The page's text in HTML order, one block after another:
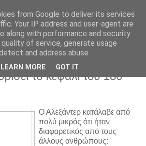
το κεφάλι του 180
Ο Αλεξάντερ κατάλαβε από
πολύ μικρός ότι ήταν
διαφορετικός από τους
άλλους ανθρώπους:
from Google to deliver its services
Your IP address and user-agent are
along with performance and security
of service, generate usage
and address abuse.
LEARN MORE GOT IT